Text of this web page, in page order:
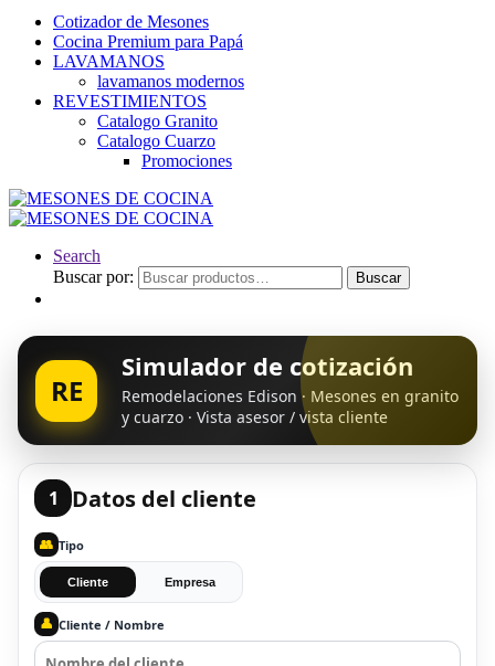
Cotizador de Mesones
Cocina Premium para Papá
LAVAMANOS
lavamanos modernos
REVESTIMIENTOS
Catalogo Granito
Catalogo Cuarzo
Promociones
Search
Buscar por:
Buscar
RE
Simulador de cotización
Remodelaciones Edison · Mesones en granito
y cuarzo · Vista asesor / vista cliente
1 Datos del cliente
👥 Tipo
Cliente Empresa
👤 Cliente / Nombre